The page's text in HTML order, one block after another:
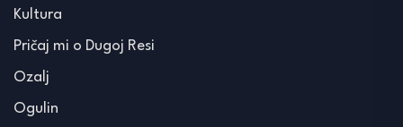
Kultura
Pričaj mi o Dugoj Resi
Ozalj
Ogulin